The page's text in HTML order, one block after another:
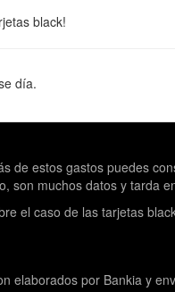
black!
día.
de estos gastos puedes
son muchos datos y tarda
el caso de las tarjetas
elaborados por Bankia y